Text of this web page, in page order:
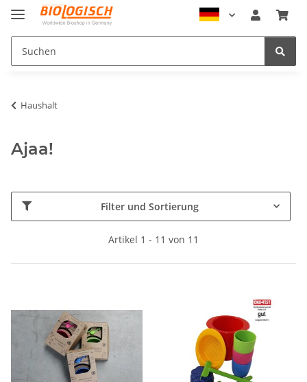
Haushalt
Ajaa!
Filter und Sortierung
Artikel 1 - 11 von 11